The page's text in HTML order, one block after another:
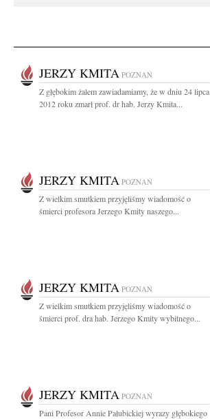
JERZY KMITA POZNAŃ
Z głębokim żalem zawiadamiamy, że w dniu 24 lipca
2012 roku zmarł prof. dr hab. Jerzy Kmita...
JERZY KMITA POZNAŃ
Z wielkim smutkiem przyjęliśmy wiadomość o
śmierci profesora Jerzego Kmity naszego...
JERZY KMITA POZNAŃ
Z wielkim smutkiem przyjęliśmy wiadomość o
śmierci prof. dra hab. Jerzego Kmity wybitnego...
JERZY KMITA POZNAŃ
Pani Profesor Annie Pałubickiej wyrazy głębokiego